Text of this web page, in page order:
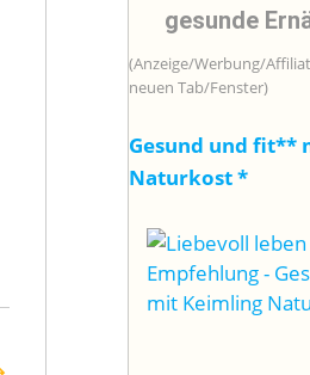
gesunde
(Anzeige/Werbung/
neuen Tab/Fenster)
Gesund und fit**
Naturkost*